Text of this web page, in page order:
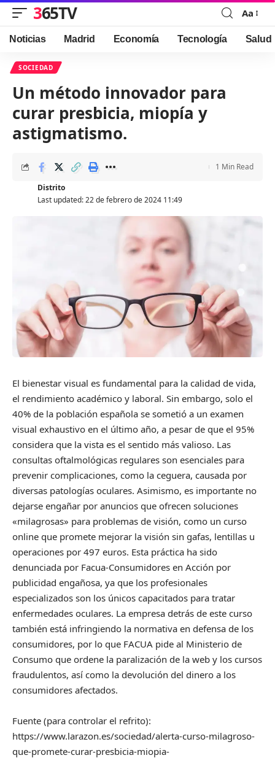
365TV
Font
Resizer
Aa
Noticias Madrid Economía Tecnología Salud
SOCIEDAD
Un método innovador para
curar presbicia, miopía y
astigmatismo.
Last updated: 22 de febrero de 2024 11:49
Distrito
1 Min Read
El bienestar visual es fundamental para la calidad de vida,
el rendimiento académico y laboral. Sin embargo, solo el
40% de la población española se sometió a un examen
visual exhaustivo en el último año, a pesar de que el 95%
considera que la vista es el sentido más valioso. Las
consultas oftalmológicas regulares son esenciales para
prevenir complicaciones, como la ceguera, causada por
diversas patologías oculares. Asimismo, es importante no
dejarse engañar por anuncios que ofrecen soluciones
«milagrosas» para problemas de visión, como un curso
online que promete mejorar la visión sin gafas, lentillas u
operaciones por 497 euros. Esta práctica ha sido
denunciada por Facua-Consumidores en Acción por
publicidad engañosa, ya que los profesionales
especializados son los únicos capacitados para tratar
enfermedades oculares. La empresa detrás de este curso
también está infringiendo la normativa en defensa de los
consumidores, por lo que FACUA pide al Ministerio de
Consumo que ordene la paralización de la web y los cursos
fraudulentos, así como la devolución del dinero a los
consumidores afectados.
Fuente (para controlar el refrito):
https://www.larazon.es/sociedad/alerta-curso-milagroso-
que-promete-curar-presbicia-miopia-